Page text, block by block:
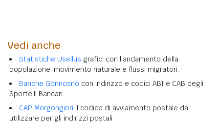
Vedi anche
Statistiche Usellus grafici con l'andamento della
popolazione, movimento naturale e flussi migratori.
Banche Gonnosnò con indirizzo e codici ABI e CAB degli
Sportelli Bancari.
CAP Morgongiori il codice di avviamento postale da
utilizzare per gli indirizzi postali.